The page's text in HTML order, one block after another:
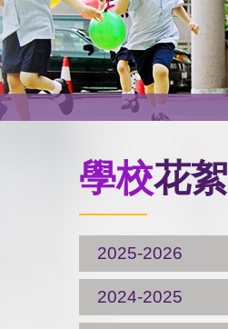
學校花絮
2025-2026
2024-2025